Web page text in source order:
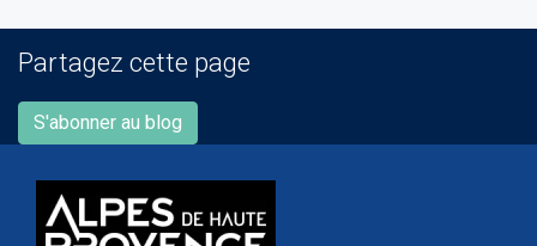
Partagez cette page
S'abonner au blog